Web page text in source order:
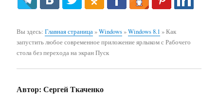
Вы здесь:Главная страница »Windows»Windows 8.1 »Как
запустить любое современное приложение ярлыком с Рабочего
стола без перехода на экран Пуск
Автор: Сергей Ткаченко